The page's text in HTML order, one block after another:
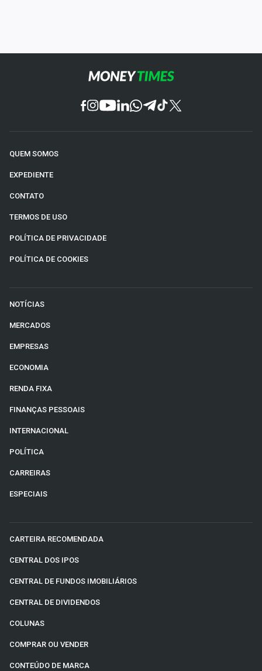
QUEM SOMOS
EXPEDIENTE
CONTATO
TERMOS DE USO
POLÍTICA DE PRIVACIDADE
POLÍTICA DE COOKIES
NOTÍCIAS
MERCADOS
EMPRESAS
ECONOMIA
RENDA FIXA
FINANÇAS PESSOAIS
INTERNACIONAL
POLÍTICA
CARREIRAS
ESPECIAIS
CARTEIRA RECOMENDADA
CENTRAL DOS IPOS
CENTRAL DE FUNDOS IMOBILIÁRIOS
CENTRAL DE DIVIDENDOS
COLUNAS
COMPRAR OU VENDER
CONTEÚDO DE MARCA